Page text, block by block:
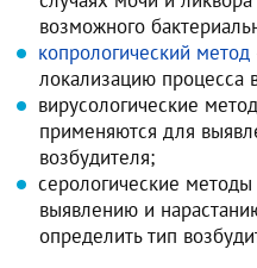
возможного
копрологический метод
локализацию процесса
вирусологические
применяются для
возбудителя;
серологические
выявлению и
определить тип